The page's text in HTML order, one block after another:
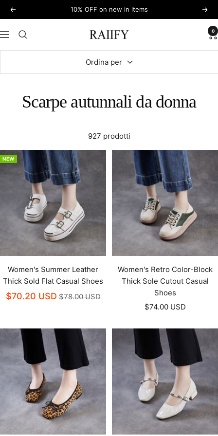
Salta
al
contenuto
Precedente 10% OFF on new in items
Navigazione RAIIFY 0
Ordina per
Scarpe autunnali da donna
927 prodotti
NEW
Women's Summer Leather
Thick Sold Flat Casual Shoes
$70.20 USD $78.00 USD
Women's Retro Color-Block
Thick Sole Cutout Casual
Shoes
Prezzo
vendita
$74.00 USD